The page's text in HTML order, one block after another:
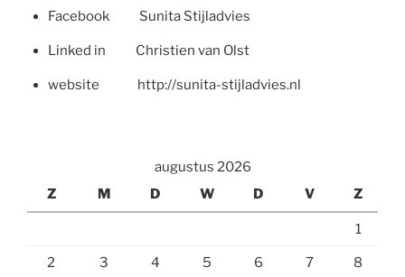
Facebook Sunita Stijladvies
Linked in Christien van Olst
website http://sunita-stijladvies.nl
augustus 2026
Z
M D W D V Z
1
2 3 4 5 6 7 8